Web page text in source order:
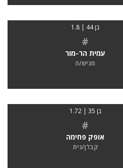
בן 44 | 1.8
#
עמית הר-מור
מגיש/ה
בן 35 | 1.72
#
אופק פחימה
קבלן/נית